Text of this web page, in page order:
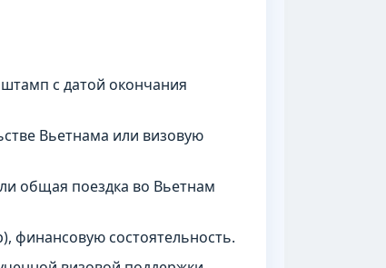
с датой окончания
Вьетнама или визовую
общая поездка во Вьетнам
финансовую состоятельность.